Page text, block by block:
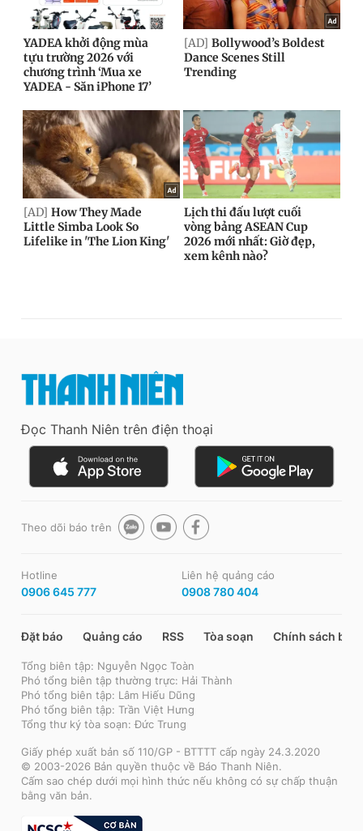
Đọc Thanh Niên trên điện thoại
Theo dõi báo trên
Hotline
0906 645 777
Liên hệ quảng cáo
0908 780 404
Đặt báo Quảng cáo RSS Tòa soạn Chính sách bảo
Tổng biên tập: Nguyễn Ngọc Toàn
Phó tổng biên tập thường trực: Hải Thành
Phó tổng biên tập: Lâm Hiếu Dũng
Phó tổng biên tập: Trần Việt Hưng
Tổng thư ký tòa soạn: Đức Trung
Giấy phép xuất bản số 110/GP - BTTTT cấp ngày 24.3.2020
© 2003-2026 Bản quyền thuộc về Báo Thanh Niên.
Cấm sao chép dưới mọi hình thức nếu không có sự chấp thuận
bằng văn bản.